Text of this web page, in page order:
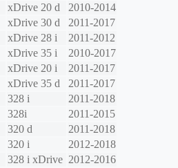
xDrive 20 d
2010-2014
xDrive 30 d
2011-2017
xDrive 28 i
2011-2012
xDrive 35 i
2010-2017
xDrive 20 i
2011-2017
xDrive 35 d
2011-2017
328 i
2011-2018
328i
2011-2015
320 d
2011-2018
320 i
2012-2018
328 i xDrive 2012-2016